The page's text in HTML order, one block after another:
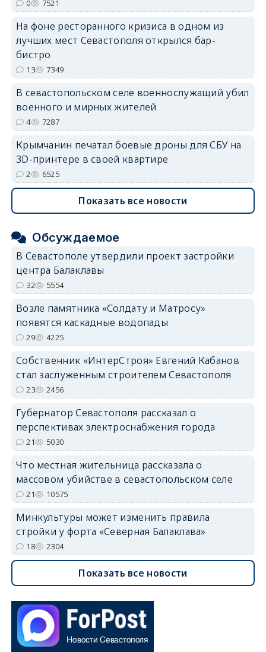
0 7521
На фоне ресторанного кризиса в одном из
лучших мест Севастополя открылся бар-
бистро
13 7349
В севастопольском селе военнослужащий убил
военного и мирных жителей
4 7287
Крымчанин печатал боевые дроны для СБУ на
3D-принтере в своей квартире
2 6525
Показать все новости
Обсуждаемое
В Севастополе утвердили проект застройки
центра Балаклавы
32 5554
Возле памятника «Солдату и Матросу»
появятся каскадные водопады
29 4225
Собственник «ИнтерСтроя» Евгений Кабанов
стал заслуженным строителем Севастополя
23 2456
Губернатор Севастополя рассказал о
перспективах электроснабжения города
21 5030
Что местная жительница рассказала о
массовом убийстве в севастопольском селе
21 10575
Минкультуры может изменить правила
стройки у форта «Северная Балаклава»
18 2304
Показать все новости